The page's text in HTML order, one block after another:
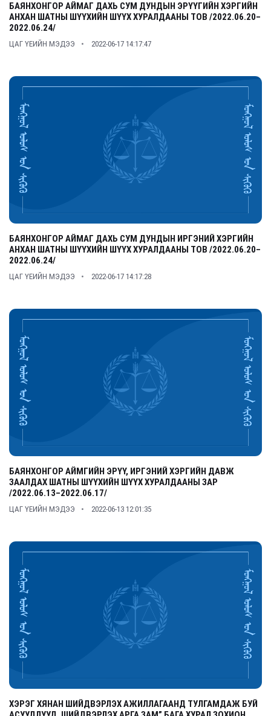
БАЯНХОНГОР АЙМАГ ДАХЬ СУМ ДУНДЫН ЭРҮҮГИЙН ХЭРГИЙН
АНХАН ШАТНЫ ШҮҮХИЙН ШҮҮХ ХУРАЛДААНЫ ТОВ /2022.06.20–
2022.06.24/
ЦАГ ҮЕИЙН МЭДЭЭ 2022-06-17 14:17:47
БАЯНХОНГОР АЙМАГ ДАХЬ СУМ ДУНДЫН ИРГЭНИЙ ХЭРГИЙН
АНХАН ШАТНЫ ШҮҮХИЙН ШҮҮХ ХУРАЛДААНЫ ТОВ /2022.06.20–
2022.06.24/
ЦАГ ҮЕИЙН МЭДЭЭ 2022-06-17 14:17:28
БАЯНХОНГОР АЙМГИЙН ЭРҮҮ, ИРГЭНИЙ ХЭРГИЙН ДАВЖ
ЗААЛДАХ ШАТНЫ ШҮҮХИЙН ШҮҮХ ХУРАЛДААНЫ ЗАР
/2022.06.13–2022.06.17/
ЦАГ ҮЕИЙН МЭДЭЭ 2022-06-13 12:01:35
ХЭРЭГ ХЯНАН ШИЙДВЭРЛЭХ АЖИЛЛАГААНД ТУЛГАМДАЖ БУЙ